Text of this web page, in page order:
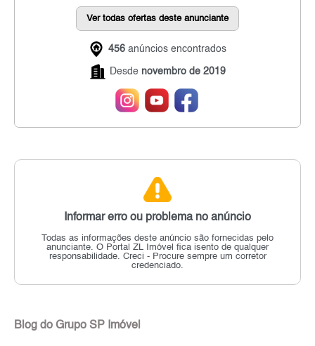
Ver todas ofertas deste anunciante
456 anúncios encontrados
Desde novembro de 2019
Informar erro ou problema no anúncio
Todas as informações deste anúncio são fornecidas pelo
anunciante. O Portal ZL Imóvel fica isento de qualquer
responsabilidade. Creci - Procure sempre um corretor
credenciado.
Blog do Grupo SP Imóvel